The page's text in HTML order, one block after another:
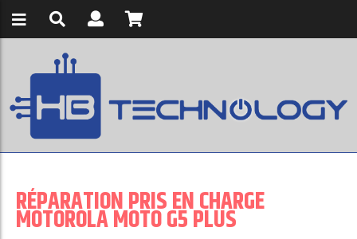
RÉPARATION PRIS EN CHARGE
MOTOROLA MOTO G5 PLUS